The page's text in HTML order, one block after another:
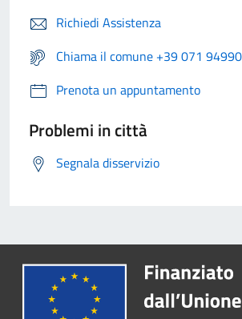
Richiedi Assistenza
Chiama il comune +39 071
Prenota un appuntamento
Problemi in città
Segnala disservizio